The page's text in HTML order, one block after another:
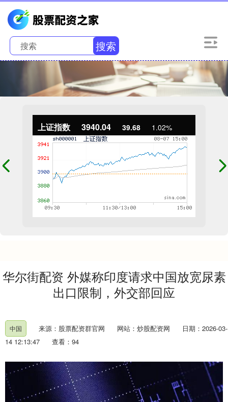
搜索
上证指数 3940.04 39.68 1.02%
华尔街配资 外媒称印度请求中国放宽尿素
出口限制，外交部回应
中国 来源：股票配资群官网 网站：炒股配资网
日期：2026-03-
14 12:13:47
查看：94